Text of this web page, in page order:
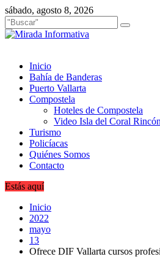
Saltar
al
contenido
sábado, agosto 8, 2026
Inicio
Bahía de Banderas
Puerto Vallarta
Compostela
Hoteles de Compostela
Video Isla del Coral
Turismo
Policíacas
Quiénes Somos
Contacto
Estás aquí
Inicio
2022
mayo
13
Ofrece DIF Vallarta cursos